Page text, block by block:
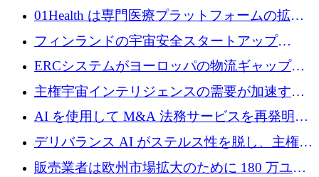
めに 210 万ユーロを調達
01Health は専門医療プラットフォームの拡大
に 1,500 万ドルを確保
フィンランドの宇宙安全スタートアップ
Aavuus が、スペースデブリ追跡に取り組むプ
レシード資金を獲得
ERCシステムがヨーロッパの物流ギャップを
埋めるために設計された重量物運搬用eVTOL
であるVictorを発表
主権宇宙インテリジェンスの需要が加速する
中、ICEYEは評価額100億ユーロ以上で4億
AI を使用して M&A 法務サービスを再発明す
るために 110 万ユーロを適切に確保
デリバランス AI がステルス性を脱し、主権の
あるエンタープライズ AI を強化
販売業者は欧州市場拡大のために 180 万ユー